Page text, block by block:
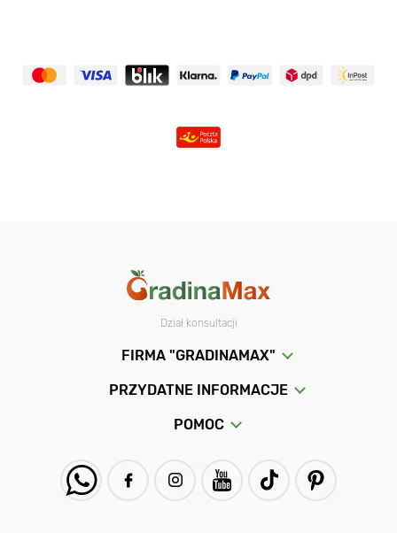
Dział konsultacji
FIRMA "GRADINAMAX"
PRZYDATNE INFORMACJE
POMOC